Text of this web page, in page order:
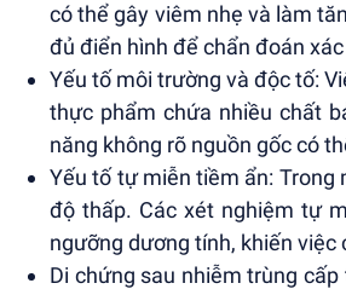
có thể gây viêm nhẹ và làm
đủ điển hình để chẩn đoán
Yếu tố môi trường và độc tố:
thực phẩm chứa nhiều chất
năng không rõ nguồn gốc có
Yếu tố tự miễn tiềm ẩn: Trong
độ thấp. Các xét nghiệm tự
ngưỡng dương tính, khiến việc
Di chứng sau nhiễm trùng